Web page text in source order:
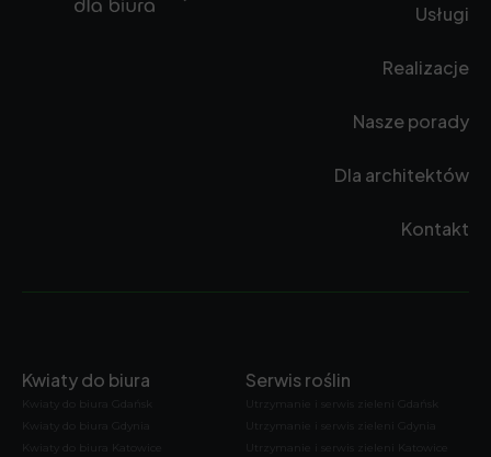
Usługi
Realizacje
Nasze porady
Dla architektów
Kontakt
Kwiaty do biura
Kwiaty do biura Gdańsk
Kwiaty do biura Gdynia
Kwiaty do biura Katowice
Serwis roślin
Utrzymanie i serwis zieleni Gdańsk
Utrzymanie i serwis zieleni Gdynia
Utrzymanie i serwis zieleni Katowice